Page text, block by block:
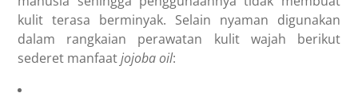
kulit terasa berminyak. Selain nyaman digunakan
dalam rangkaian perawatan kulit wajah berikut
sederet manfaatjojoba oil: